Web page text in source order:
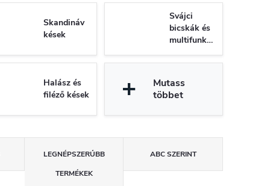
Skandináv
kések
Svájci
bicskák és
multifunkciós
Halász és
filéző kések
Mutass
többet
LEGNÉPSZERŰBB
TERMÉKEK
ABC SZERINT